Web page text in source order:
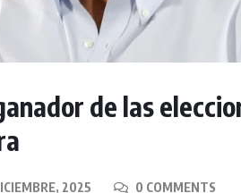
de las
2025 0 COMMENTS